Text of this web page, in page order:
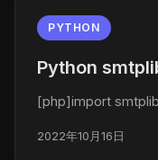
PYTHON
Python
[php]import
2022年10月16日